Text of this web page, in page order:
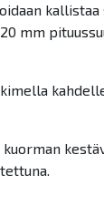
mm